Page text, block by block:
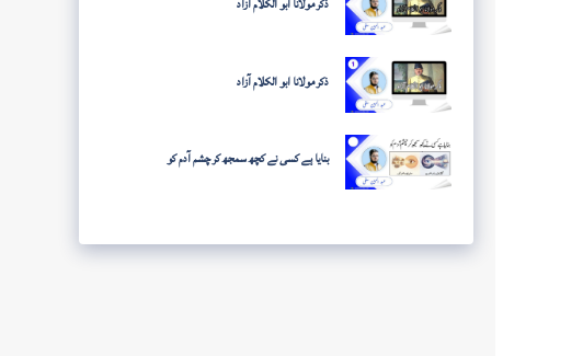
ذکر مولانا ابو الکلام آزاد
ذکر مولانا ابو الکلام آزاد
بنایا ہے کسی نے کچھ سمجھ کر چشم آدم کو